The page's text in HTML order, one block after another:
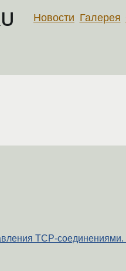
Новости Галерея
TCP-соединениями.